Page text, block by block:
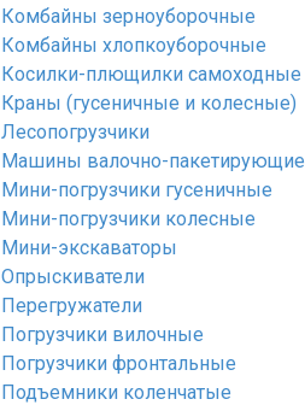
Комбайны зерноуборочные
Комбайны хлопкоуборочные
Косилки-плющилки самоходные
Краны (гусеничные и колесные)
Лесопогрузчики
Машины валочно-пакетирующие
Мини-погрузчики гусеничные
Мини-погрузчики колесные
Мини-экскаваторы
Опрыскиватели
Перегружатели
Погрузчики вилочные
Погрузчики фронтальные
Подъемники коленчатые